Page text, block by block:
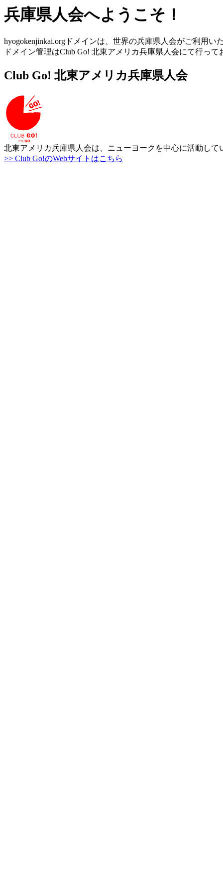
兵庫県人会へようこそ！
hyogokenjinkai.orgドメインは、世界の兵庫県人会がご利用い
ドメイン管理はClub Go! 北東アメリカ兵庫県人会にて行っ
Club Go! 北東アメリカ兵庫県人会
北東アメリカ兵庫県人会は、ニューヨークを中心に活動して
>> Club Go!のWebサイトはこちら